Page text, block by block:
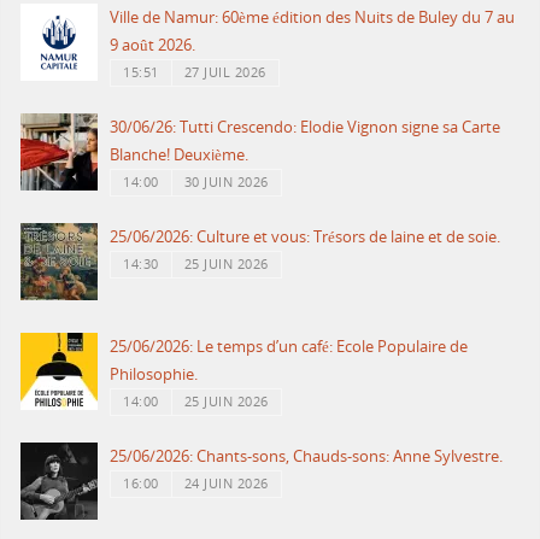
Ville de Namur: 60ème édition des Nuits de Buley du 7 au
9 août 2026.
15:51 27 JUIL 2026
30/06/26: Tutti Crescendo: Elodie Vignon signe sa Carte
Blanche! Deuxième.
14:00 30 JUIN 2026
25/06/2026: Culture et vous: Trésors de laine et de soie.
14:30 25 JUIN 2026
25/06/2026: Le temps d’un café: Ecole Populaire de
Philosophie.
14:00 25 JUIN 2026
25/06/2026: Chants-sons, Chauds-sons: Anne Sylvestre.
16:00 24 JUIN 2026